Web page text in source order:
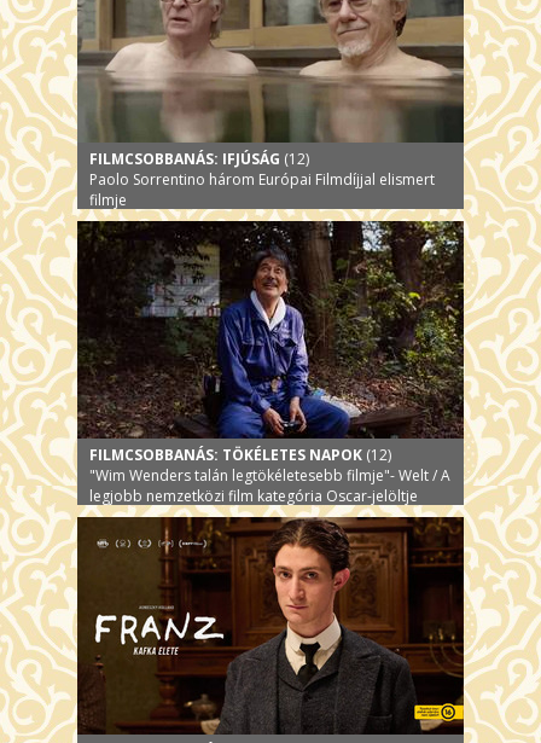
FILMCSOBBANÁS: IFJÚSÁG (12)
Paolo Sorrentino három Európai Filmdíjjal elismert
filmje
FILMCSOBBANÁS: TÖKÉLETES NAPOK (12)
"Wim Wenders talán legtökéletesebb filmje"- Welt / A
legjobb nemzetközi film kategória Oscar-jelöltje